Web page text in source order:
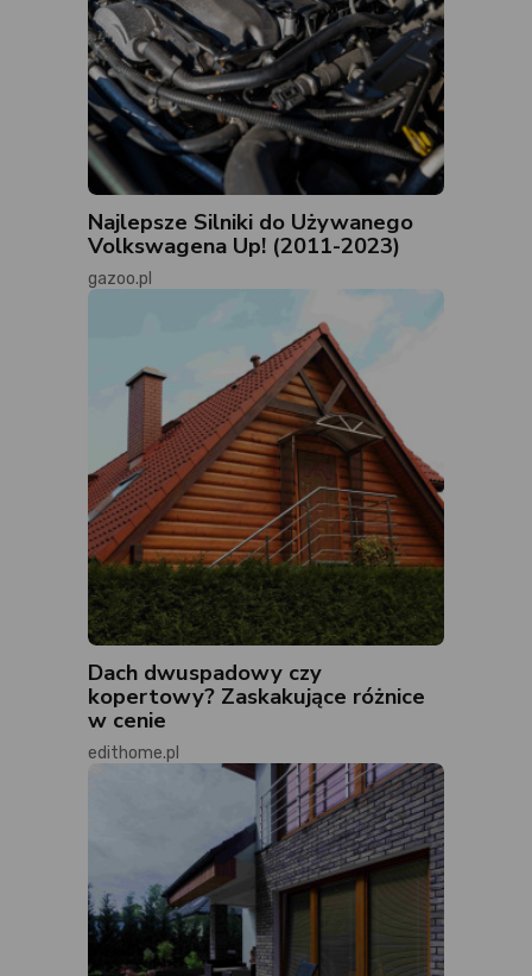
Najlepsze Silniki do Używanego
Volkswagena Up! (2011-2023)
gazoo.pl
Dach dwuspadowy czy
kopertowy? Zaskakujące różnice
w cenie
edithome.pl